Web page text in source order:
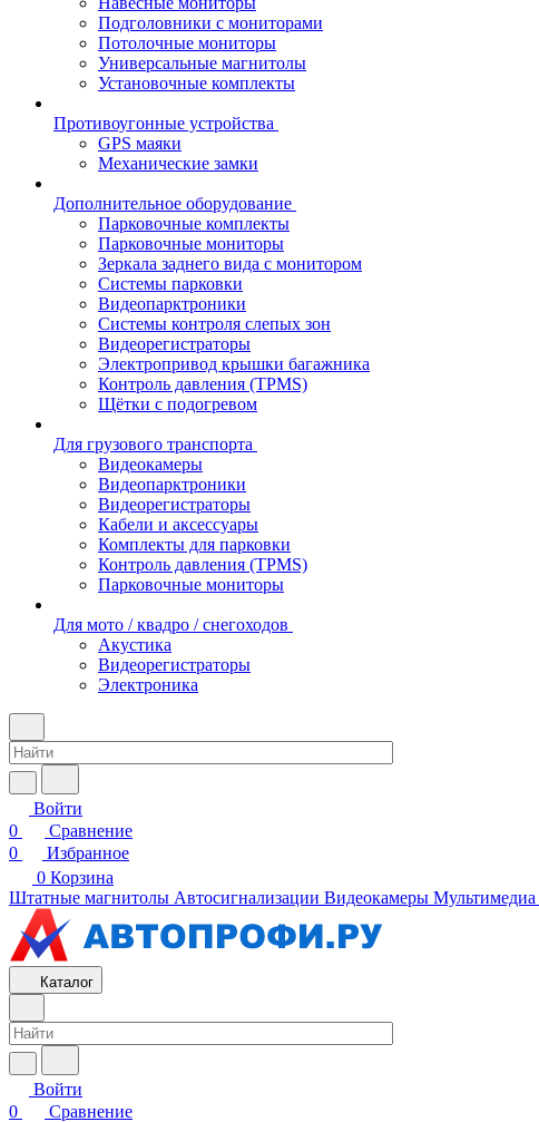
Подголовники с мониторами
Потолочные мониторы
Универсальные магнитолы
Установочные комплекты
Противоугонные устройства
GPS маяки
Механические замки
Дополнительное оборудование
Парковочные комплекты
Парковочные мониторы
Зеркала заднего вида с монитором
Системы парковки
Видеопарктроники
Системы контроля слепых зон
Видеорегистраторы
Электропривод крышки багажника
Контроль давления (TPMS)
Щётки с подогревом
Для грузового транспорта
Видеокамеры
Видеопарктроники
Видеорегистраторы
Кабели и аксессуары
Комплекты для парковки
Контроль давления (TPMS)
Парковочные мониторы
Для мото / квадро / снегоходов
Акустика
Видеорегистраторы
Электроника
Войти
0
Сравнение
0
Избранное
0 Корзина
Штатные магнитолы Автосигнализации Видеокамеры Мультимедиа
Каталог
Войти
0
Сравнение